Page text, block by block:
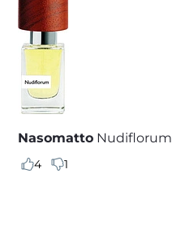
Nasomatto Nudiflorum
4 1